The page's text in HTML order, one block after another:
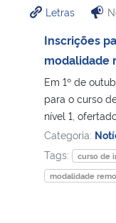
Ministério da Cidadania
Ministério da Saúde
Ministério de Minas e
Ministério da Ciência,
Ministério do Meio Ambiente
Letras
Inscrições
modalidade
Em 1º de
para o curso
nível 1,
Categoria:
Tags:
curso de
modalidade